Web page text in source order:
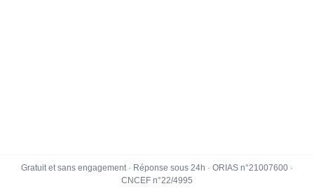
Gratuit et sans engagement · Réponse sous 24h · ORIAS n°21007600 ·
CNCEF n°22/4995